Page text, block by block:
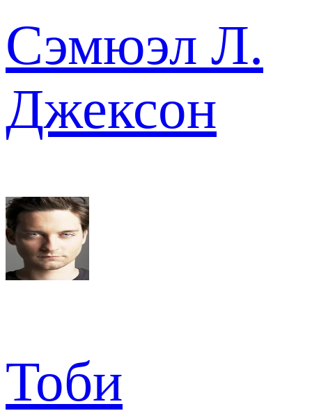
Сэмюэл Л.
Джексон
Тоби